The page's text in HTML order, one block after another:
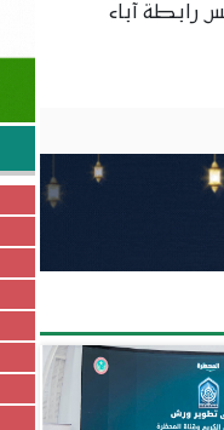
رابطة آباء